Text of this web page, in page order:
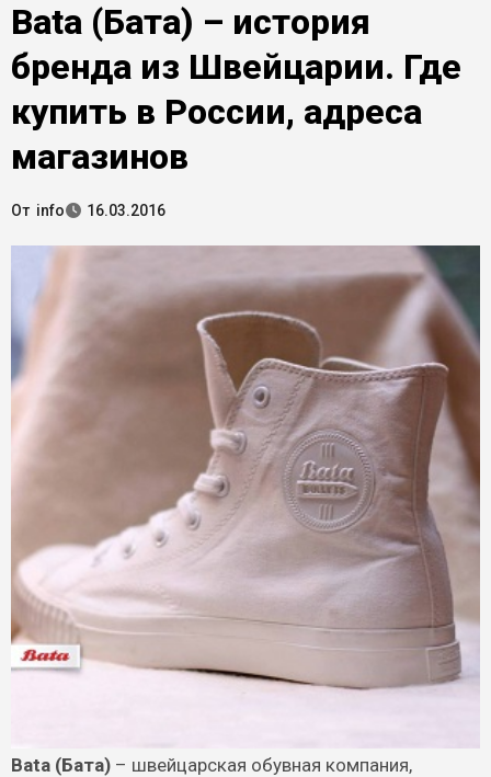
Bata (Бата) – история
бренда из Швейцарии. Где
купить в России, адреса
магазинов
От info 16.03.2016
Bata (Бата)– швейцарская обувная компания,